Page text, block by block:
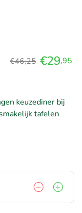
€46,25 €29,95
keuzediner bij
tafelen